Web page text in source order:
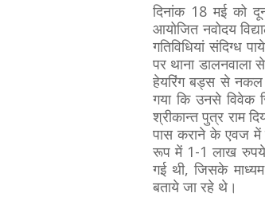
दिनांक 18 मई को
आयोजित नवोदय
गतिविधियां संदिग्ध
पर थाना डालनवाला
हेयरिंग बड्स से नकल
गया कि उनसे विवेक
श्रीकान्त पुत्र राम
पास कराने के एवज में
रूप में 1-1 लाख रुपये
गई थी, जिसके माध्यम
बताये जा रहे थे।